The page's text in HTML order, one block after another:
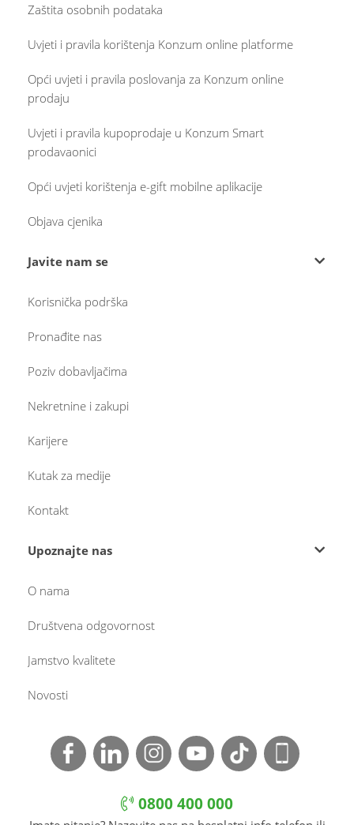
Zaštita osobnih podataka
Uvjeti i pravila korištenja Konzum online platforme
Opći uvjeti i pravila poslovanja za Konzum online
prodaju
Uvjeti i pravila kupoprodaje u Konzum Smart
prodavaonici
Opći uvjeti korištenja e-gift mobilne aplikacije
Objava cjenika
Javite nam se
Korisnička podrška
Pronađite nas
Poziv dobavljačima
Nekretnine i zakupi
Karijere
Kutak za medije
Kontakt
Upoznajte nas
O nama
Društvena odgovornost
Jamstvo kvalitete
Novosti
0800 400 000